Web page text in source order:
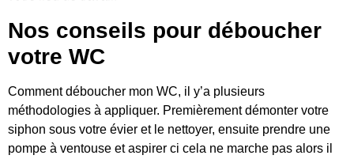
Nos conseils pour déboucher
votre WC
Comment déboucher mon WC, il y’a plusieurs
méthodologies à appliquer. Premièrement démonter votre
siphon sous votre évier et le nettoyer, ensuite prendre une
pompe à ventouse et aspirer ci cela ne marche pas alors il